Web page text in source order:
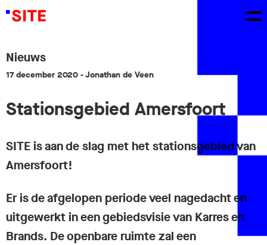
Nieuws
17 december 2020 - Jonathan de Veen
Stationsgebied Amersfoort
SITE is aan de slag met het stationsgebied van
Amersfoort!
Er is de afgelopen periode veel nagedacht en
uitgewerkt in een gebiedsvisie van Karres en
Brands. De openbare ruimte zal een